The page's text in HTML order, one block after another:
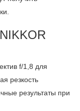
f/1,8 для
резкость
результаты при